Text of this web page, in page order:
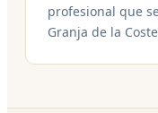
profesional que
Granja de la